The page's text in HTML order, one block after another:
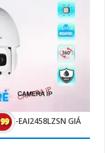
KX-EAI2458LZSN GIÁ